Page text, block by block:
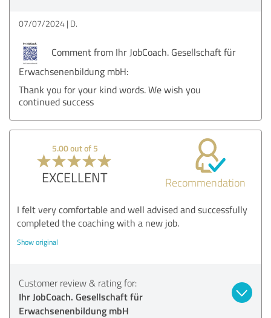
07/07/2024 D.
Comment from Ihr JobCoach. Gesellschaft für
Erwachsenenbildung mbH:
Thank you for your kind words. We wish you
continued success
5.00 out of 5
EXCELLENT Recommendation
I felt very comfortable and well advised and successfully
completed the coaching with a new job.
Show original
Customer review & rating for:
Ihr JobCoach. Gesellschaft für
Erwachsenenbildung mbH